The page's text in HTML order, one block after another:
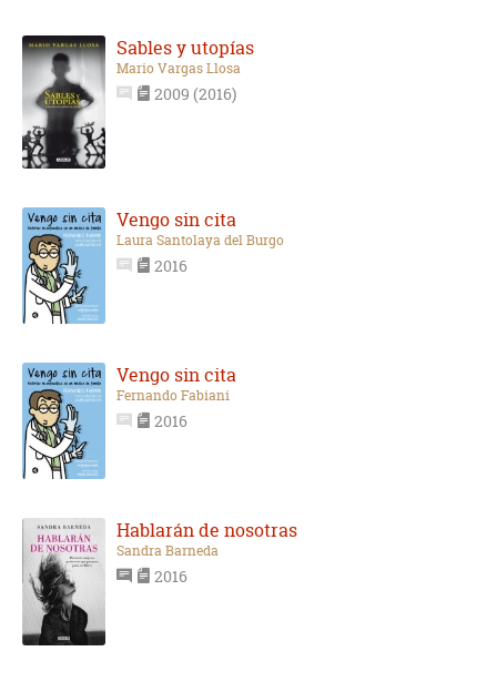
Sables y utopías
Mario Vargas Llosa
2009 (2016)
Vengo sin cita
Laura Santolaya del Burgo
2016
Vengo sin cita
Fernando Fabiani
2016
Hablarán de nosotras
Sandra Barneda
2016